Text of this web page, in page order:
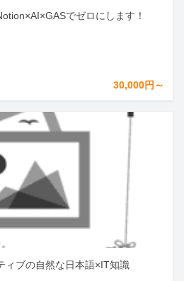
でゼロにします！
30,000円～
ブの自然な日本語×IT知識